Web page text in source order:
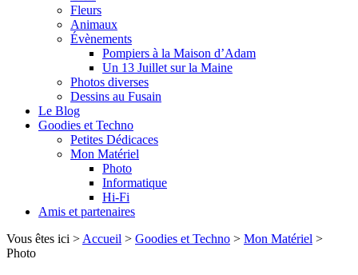
Fleurs
Animaux
Évènements
Pompiers à la Maison d’Adam
Un 13 Juillet sur la Maine
Photos diverses
Dessins au Fusain
Le Blog
Goodies et Techno
Petites Dédicaces
Mon Matériel
Photo
Informatique
Hi-Fi
Amis et partenaires
Vous êtes ici > Accueil > Goodies et Techno > Mon Matériel >
Photo